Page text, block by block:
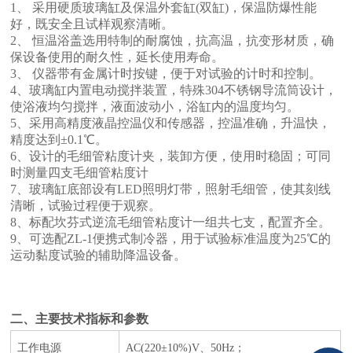
1、 采用硬质玻璃缸及保温外套缸(双缸)，保温防爆性能
好，既安全且试样观察清晰。
2、 恒温浴盖选用特制的耐腐蚀，抗高温，抗变形材质，确
保设备使用的耐久性，延长使用寿命。
3、 仪器带有金属计时按键，便于对试验的计时和控制。
4、玻璃缸内置电动搅拌装置，特殊304不锈钢导流筒设计，
使浴液均匀搅拌，液面波动小，浴缸内的温度均匀。
5、采用高精度液晶控温仪和传感器，控温准确，升温快，
精度达到±0.1℃。
6、设计的毛细管粘度计夹，装卸方便，使用时稳固；可同
时测量四支毛细管粘度计
7、玻璃缸底部设有LED照明灯带，照射毛细管，使其刻线
清晰，试验过程便于观察。
8、标配坎芬式逆流毛细管粘度计一组共七支，配置齐全。
9、可选配ZL-1便携式制冷器，用于试验标准温度为25℃的
运动黏度试验的辅助降温设备。
二、主要技术指标和参数
工作电源 AC(220±10%)V、50Hz；